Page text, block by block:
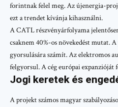
forintnak felel meg. Az újenergia-
ezt a trendet kívánja kihasználni.
A CATL részvényárfolyama
csaknem 40%-os növekedést mutat.
gyorsulására számít. Az elektromos
felgyorsul. A cég európai expanzióját
Jogi keretek és
A projekt számos magyar